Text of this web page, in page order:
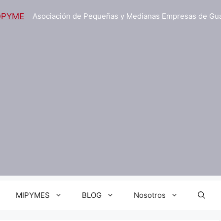
Asociación de Pequeñas y Medianas Empresas de
MIPYMES BLOG Nosotros